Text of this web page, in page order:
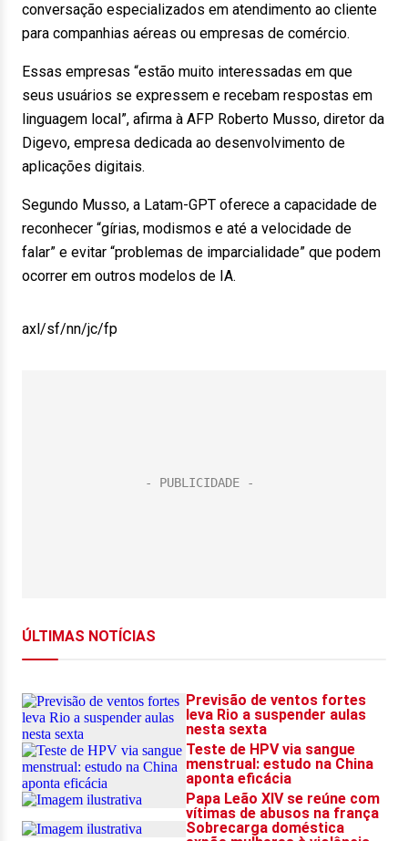
conversação especializados em atendimento ao cliente
para companhias aéreas ou empresas de comércio.
Essas empresas “estão muito interessadas em que
seus usuários se expressem e recebam respostas em
linguagem local”, afirma à AFP Roberto Musso, diretor da
Digevo, empresa dedicada ao desenvolvimento de
aplicações digitais.
Segundo Musso, a Latam-GPT oferece a capacidade de
reconhecer “gírias, modismos e até a velocidade de
falar” e evitar “problemas de imparcialidade” que podem
ocorrer em outros modelos de IA.
axl/sf/nn/jc/fp